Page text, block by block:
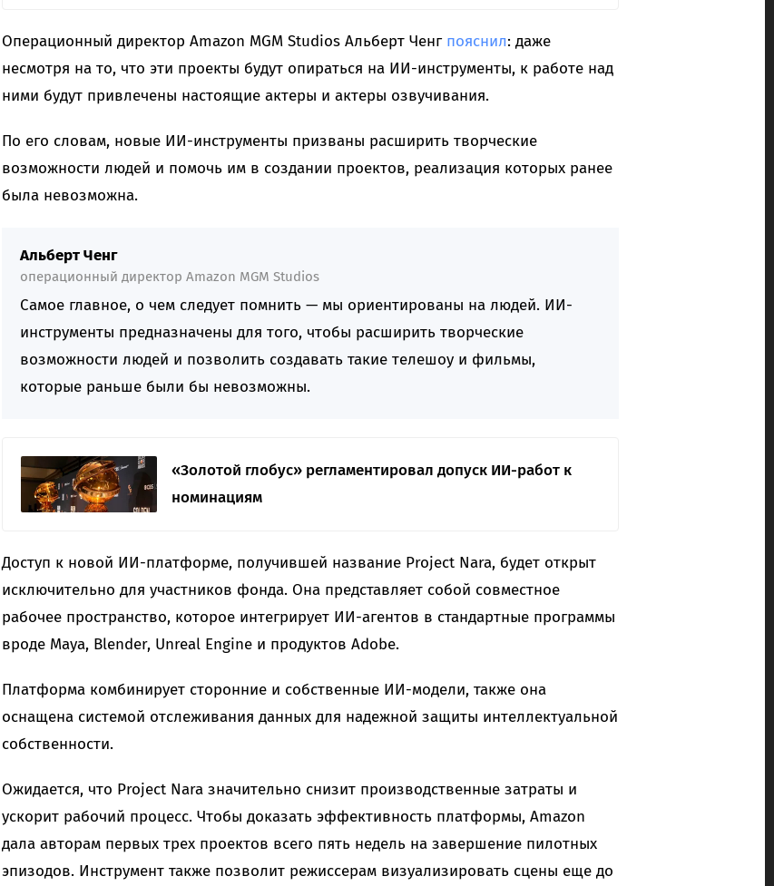
Операционный директор Amazon MGM Studios Альберт Ченг пояснил: даже
несмотря на то, что эти проекты будут опираться на ИИ-инструменты, к работе над
ними будут привлечены настоящие актеры и актеры озвучивания.
По его словам, новые ИИ-инструменты призваны расширить творческие
возможности людей и помочь им в создании проектов, реализация которых ранее
была невозможна.
Альберт Ченг
операционный директор Amazon MGM Studios
Самое главное, о чем следует помнить — мы ориентированы на людей. ИИ-
инструменты предназначены для того, чтобы расширить творческие
возможности людей и позволить создавать такие телешоу и фильмы,
которые раньше были бы невозможны.
«Золотой глобус» регламентировал допуск ИИ-работ к
номинациям
Доступ к новой ИИ-платформе, получившей название Project Nara, будет открыт
исключительно для участников фонда. Она представляет собой совместное
рабочее пространство, которое интегрирует ИИ-агентов в стандартные программы
вроде Maya, Blender, Unreal Engine и продуктов Adobe.
Платформа комбинирует сторонние и собственные ИИ-модели, также она
оснащена системой отслеживания данных для надежной защиты интеллектуальной
собственности.
Ожидается, что Project Nara значительно снизит производственные затраты и
ускорит рабочий процесс. Чтобы доказать эффективность платформы, Amazon
дала авторам первых трех проектов всего пять недель на завершение пилотных
эпизодов. Инструмент также позволит режиссерам визуализировать сцены еще до